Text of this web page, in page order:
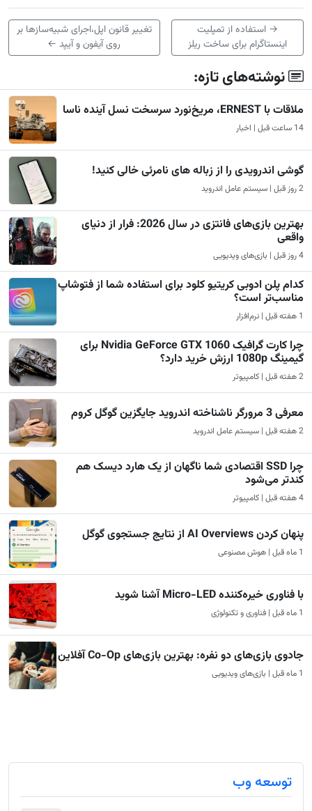
→ استفاده از ‌تمپلیت‌
اینستاگرام برای ساخت ریلز
تغییر قانون اپل،اجرای شبیه‌سازها بر
روی آیفون و آیپد ←
نوشته‌های تازه:
ملاقات با ERNEST، مریخ‌نورد سرسخت نسل آینده ناسا
14 ساعت قبل | اخبار
گوشی اندرویدی را از زباله های نامرئی خالی کنید!
2 روز قبل | سیستم عامل اندروید
بهترین بازی‌های فانتزی در سال 2026: فرار از دنیای
واقعی
4 روز قبل | بازی‌های ویدیویی
کدام پلن ادوبی کریتیو کلود برای استفاده شما از فتوشاپ
مناسب‌تر است؟
1 هفته قبل | نرم‌افزار
چرا کارت گرافیک Nvidia GeForce GTX 1060 برای
گیمینگ 1080p ارزش خرید دارد؟
2 هفته قبل | کامپیوتر
معرفی 3 مرورگر ناشناخته اندروید جایگزین گوگل کروم
2 هفته قبل | سیستم عامل اندروید
چرا SSD اقتصادی شما ناگهان از یک هارد دیسک هم
کندتر می‌شود
4 هفته قبل | کامپیوتر
پنهان کردن AI Overviews از نتایج جستجوی گوگل
1 ماه قبل | هوش مصنوعی
با فناوری خیره‌کننده Micro-LED آشنا شوید
1 ماه قبل | فناوری و تکنولوژی
جادوی بازی‌های دو نفره: بهترین بازی‌های Co-Op آفلاین
1 ماه قبل | بازی‌های ویدیویی
توسعه وب